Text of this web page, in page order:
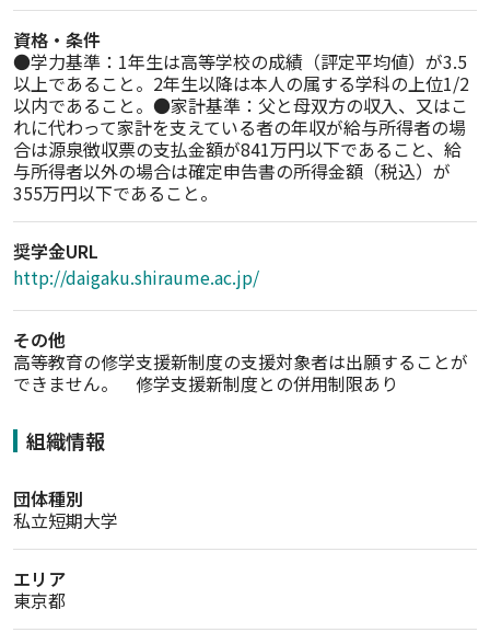
資格・条件
●学力基準：1年生は高等学校の成績（評定平均値）が3.5
以上であること。2年生以降は本人の属する学科の上位1/2
以内であること。●家計基準：父と母双方の収入、又はこ
れに代わって家計を支えている者の年収が給与所得者の場
合は源泉徴収票の支払金額が841万円以下であること、給
与所得者以外の場合は確定申告書の所得金額（税込）が
355万円以下であること。
奨学金URL
http://daigaku.shiraume.ac.jp/
その他
高等教育の修学支援新制度の支援対象者は出願することが
できません。　修学支援新制度との併用制限あり
組織情報
団体種別
私立短期大学
エリア
東京都